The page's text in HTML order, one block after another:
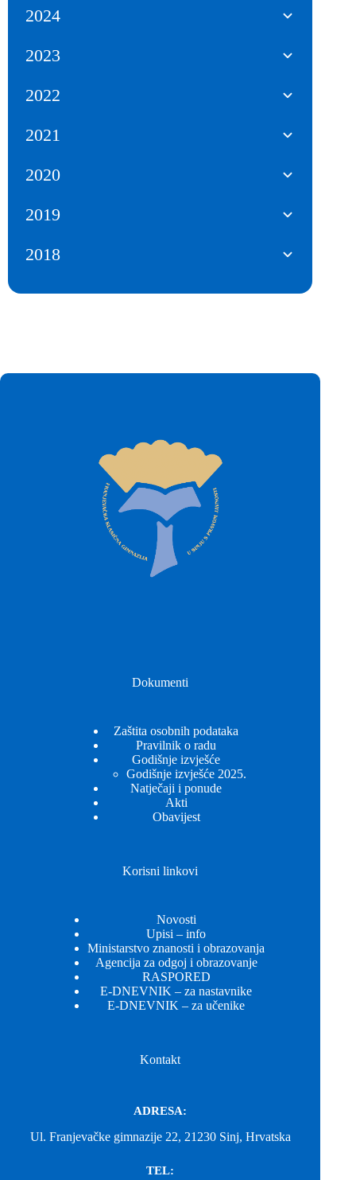
2024
2023
2022
2021
2020
2019
2018
Dokumenti
Zaštita osobnih podataka
Pravilnik o radu
Godišnje izvješće
Godišnje izvješće 2025.
Natječaji i ponude
Akti
Obavijest
Korisni linkovi
Novosti
Upisi – info
Ministarstvo znanosti i obrazovanja
Agencija za odgoj i obrazovanje
RASPORED
E-DNEVNIK – za nastavnike
E-DNEVNIK – za učenike
Kontakt
ADRESA:
Ul. Franjevačke gimnazije 22, 21230 Sinj, Hrvatska
TEL: